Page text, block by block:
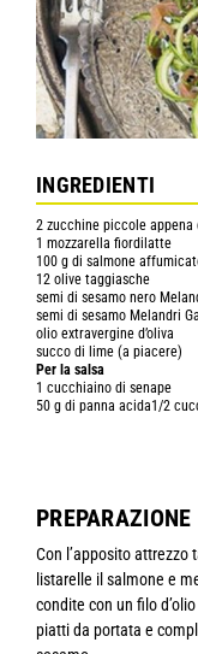
INGREDIENTI
2 zucchine piccole appena
1 mozzarella fiordilatte
100 g di salmone
12 olive taggiasche
semi di sesamo nero
semi di sesamo Melandri
olio extravergine d’oliva
succo di lime (a piacere)
Per la salsa
1 cucchiaino di senape
50 g di panna acida1/2
PREPARAZIONE
Con l’apposito attrezzo
listarelle il salmone e
condite con un filo
piatti da portata e